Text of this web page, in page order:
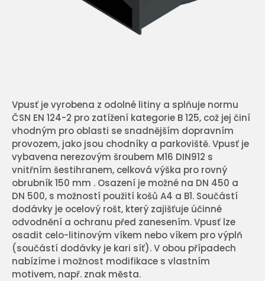
Vpusť je vyrobena z odolné litiny a splňuje normu
ČSN EN 124-2 pro zatížení kategorie B 125, což jej činí
vhodným pro oblasti se snadnějším dopravním
provozem, jako jsou chodníky a parkoviště. Vpusť je
vybavena nerezovým šroubem M16 DIN912 s
vnitřním šestihranem, celková výška pro rovný
obrubník 150 mm . Osazení je možné na DN 450 a
DN 500, s možností použití košů A4 a B1. Součástí
dodávky je ocelový rošt, který zajišťuje účinné
odvodnění a ochranu před zanesením. Vpusť lze
osadit celo-litinovým víkem nebo víkem pro výplň
(součástí dodávky je kari síť). V obou případech
nabízíme i možnost modifikace s vlastním
motivem, např. znak města.